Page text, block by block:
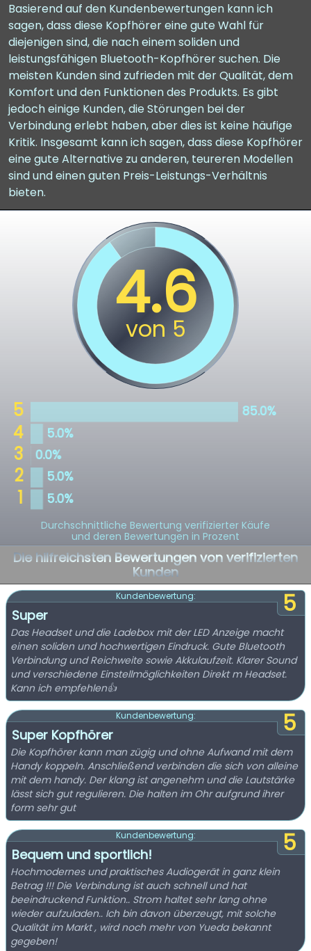
Basierend auf den Kundenbewertungen kann ich
sagen, dass diese Kopfhörer eine gute Wahl für
diejenigen sind, die nach einem soliden und
leistungsfähigen Bluetooth-Kopfhörer suchen. Die
meisten Kunden sind zufrieden mit der Qualität, dem
Komfort und den Funktionen des Produkts. Es gibt
jedoch einige Kunden, die Störungen bei der
Verbindung erlebt haben, aber dies ist keine häufige
Kritik. Insgesamt kann ich sagen, dass diese Kopfhörer
eine gute Alternative zu anderen, teureren Modellen
sind und einen guten Preis-Leistungs-Verhältnis
bieten.
Durchschnittliche Bewertung verifizierter Käufe
und deren Bewertungen in Prozent
Die hilfreichsten Bewertungen von verifizierten
Kunden
5
Kundenbewertung:
Super
Das Headset und die Ladebox mit der LED Anzeige macht
einen soliden und hochwertigen Eindruck. Gute Bluetooth
Verbindung und Reichweite sowie Akkulaufzeit. Klarer Sound
und verschiedene Einstellmöglichkeiten Direkt m Headset.
Kann ich empfehlen👍
5
Kundenbewertung:
Super Kopfhörer
Die Kopfhörer kann man zügig und ohne Aufwand mit dem
Handy koppeln. Anschließend verbinden die sich von alleine
mit dem handy. Der klang ist angenehm und die Lautstärke
lässt sich gut regulieren. Die halten im Ohr aufgrund ihrer
form sehr gut
5
Kundenbewertung:
Bequem und sportlich!
Hochmodernes und praktisches Audiogerät in ganz klein
Betrag !!! Die Verbindung ist auch schnell und hat
beeindruckend Funktion.. Strom haltet sehr lang ohne
wieder aufzuladen.. Ich bin davon überzeugt, mit solche
Qualität im Markt , wird noch mehr von Yueda bekannt
gegeben!